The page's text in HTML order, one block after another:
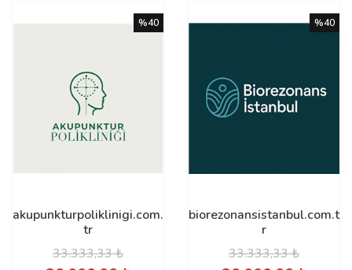
akupunkturpoliklinigi.com.
tr
33.333,33 ₺
%40
biorezonansistanbul.com.t
r
33.333,33 ₺
%40